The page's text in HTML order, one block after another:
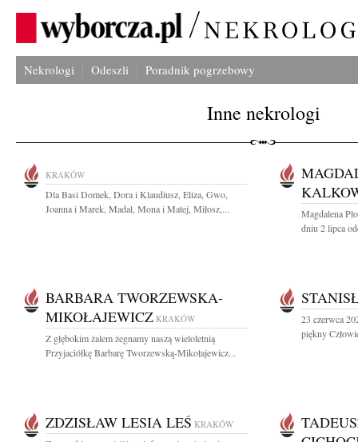
Nekrologi Odeszli Poradnik pogrzebowy
Inne nekrologi
KRAKÓW
Dla Basi Domek, Dora i Klaudiusz, Eliza, Gwo,
Joanna i Marek, Madal, Mona i Matej, Miłosz,...
Magdalena
dniu 2 lipca
BARBARA TWORZEWSKA-
MIKOŁAJEWICZ KRAKÓW
Z głębokim żalem żegnamy naszą wieloletnią
Przyjaciółkę Barbarę Tworzewską-Mikołajewicz...
23 czerwca
piękny
ZDZISŁAW LESIA LEŚ KRAKÓW